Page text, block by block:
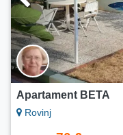
Apartament BETA
Rovinj